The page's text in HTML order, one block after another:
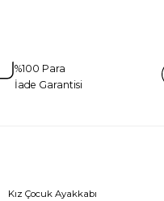
%100 Para
İade Garantisi
Kız Çocuk Ayakkabı